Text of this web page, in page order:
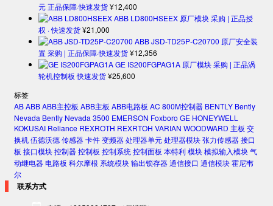
元 正品保障·快速发货¥12,400
ABB LD800HSEEX 原厂模块 采购 | 正品授
权 · 快速发货¥21,000
ABB JSD-TD25P-C20700 原厂安全装
置 采购 | 正品保障·快速发货¥12,356
GE IS200FGPAG1A 原厂模块 采购 | 正品涡
轮机控制板 快速发货¥25,600
标签
ABABBABB主控板 ABB主板 ABB电路板 AC 800M控制器 BENTLY Bently
Nevada Bently Nevada 3500 EMERSON Foxboro GE HONEYWELL
KOKUSAI Reliance REXROTH REXRTOH VARIAN WOODWARD 主板 交
换机伍德沃德传感器卡件变频器处理器单元处理器模块张力传感器接口
板 接口模块控制器控制板 控制系统控制面板 本特利模块模拟输入模块气
动继电器电路板 科尔摩根 系统模块输出锁存器通信接口 通信模块霍尼韦
尔
联系方式